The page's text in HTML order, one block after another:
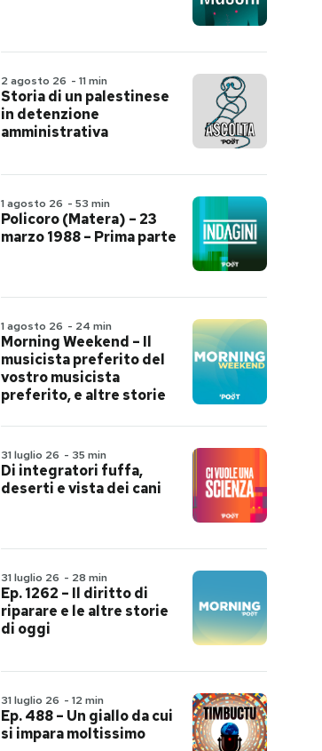
2 agosto 26 - 11 min
Storia di un palestinese
in detenzione
amministrativa
1 agosto 26 - 53 min
Policoro (Matera) – 23
marzo 1988 – Prima parte
1 agosto 26 - 24 min
Morning Weekend – Il
musicista preferito del
vostro musicista
preferito, e altre storie
31 luglio 26 - 35 min
Di integratori fuffa,
deserti e vista dei cani
31 luglio 26 - 28 min
Ep. 1262 – Il diritto di
riparare e le altre storie
di oggi
31 luglio 26 - 12 min
Ep. 488 – Un giallo da cui
si impara moltissimo